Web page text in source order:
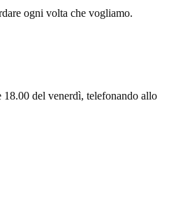
ogni volta che vogliamo.
18.00 del venerdì, telefonando allo